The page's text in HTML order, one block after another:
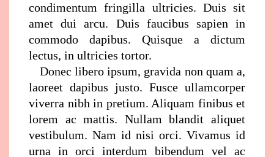
condimentum fringilla ultricies. Duis sit
amet dui arcu. Duis faucibus sapien in
commodo dapibus. Quisque a dictum
lectus, in ultricies tortor.
Donec libero ipsum, gravida non quam a,
laoreet dapibus justo. Fusce ullamcorper
viverra nibh in pretium. Aliquam finibus et
lorem ac mattis. Nullam blandit aliquet
vestibulum. Nam id nisi orci. Vivamus id
urna in orci interdum bibendum vel ac